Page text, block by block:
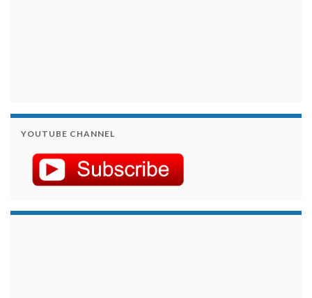
YOUTUBE CHANNEL